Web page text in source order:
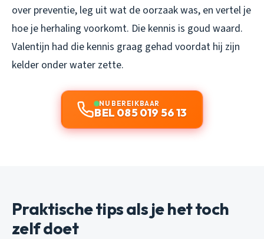
over preventie, leg uit wat de oorzaak was, en vertel je
hoe je herhaling voorkomt. Die kennis is goud waard.
Valentijn had die kennis graag gehad voordat hij zijn
kelder onder water zette.
NU BEREIKBAAR
BEL 085 019 56 13
Praktische tips als je het toch
zelf doet